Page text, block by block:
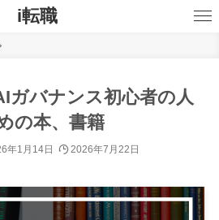
i転職
ガバナンス初心者の人
の本、書籍
年1月14日 2026年7月22日